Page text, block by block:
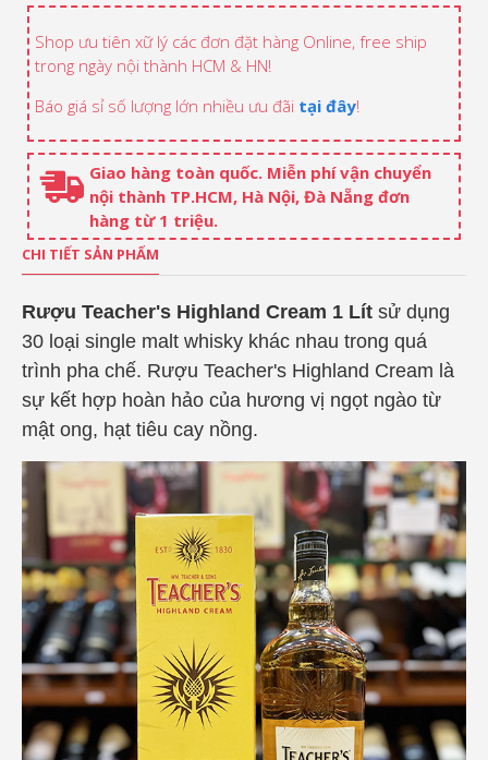
Shop ưu tiên xữ lý các đơn đặt hàng Online, free ship
trong ngày nội thành HCM & HN!
Báo giá sỉ số lượng lớn nhiều ưu đãi tại đây!
Giao hàng toàn quốc. Miễn phí vận chuyển
nội thành TP.HCM, Hà Nội, Đà Nẵng đơn
hàng từ 1 triệu.
CHI TIẾT SẢN PHẨM
Rượu Teacher's Highland Cream 1 Lít sử dụng
30 loại single malt whisky khác nhau trong quá
trình pha chế. Rượu Teacher's Highland Cream là
sự kết hợp hoàn hảo của hương vị ngọt ngào từ
mật ong, hạt tiêu cay nồng.